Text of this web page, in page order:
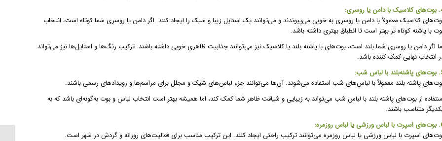
روسری:
کلاسیک معمولاً با دامن یا روسری به خوبی می‌پیوندند و می‌توانند یک استایل زیبا و شیک را ایجاد کنند. اگر دامن یا روسری شما کوتاه است، انتخاب
با پاشنه کوتاه تر بهتر است تا انطباق بهتری داشته باشد.
اگر دامن یا روسری شما بلند است، بوت‌های با پاشنه بلند یا کلاسیک نیز می‌توانند جذابیت ظاهری خوبی داشته باشند. ترکیب رنگ‌ها و استایل‌ها نیز می‌تواند
انتخاب نهایی کمک کننده باشد.
شب:
پاشنه بلند معمولاً با لباس‌های شب استفاده می‌شوند. آن‌ها می‌توانند جزء لباس‌های شیک و مجلل برای مراسم‌ها و رویدادهای رسمی باشند.
از بوت‌های پاشنه بلند با لباس شب می‌تواند به زیبایی و شیاقت ظاهر شما کمک کند، اما همیشه بهتر است انتخاب لباس و بوت به‌گونه‌ای باشد که به
متناسب باشند.
روزمره:
اسپرت با لباس ورزشی یا لباس روزمره می‌توانند ترکیب راحتی ایجاد کنند. این ترکیب مناسب برای فعالیت‌های روزانه و گردش در شهر است.